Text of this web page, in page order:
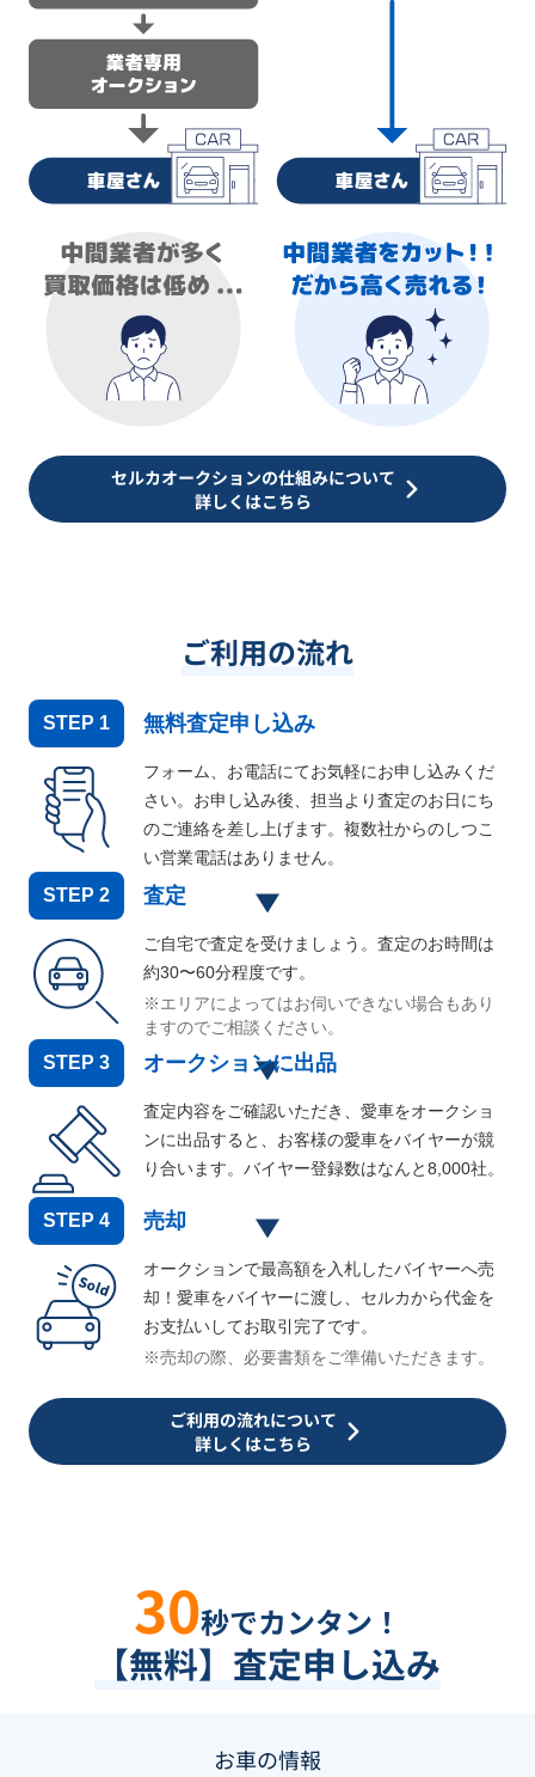
セルカオークションの仕組みについて
詳しくはこちら
ご利用の流れ
STEP 1 無料査定申し込み
フォーム、お電話にてお気軽にお申し込みくだ
さい。お申し込み後、担当より査定のお日にち
のご連絡を差し上げます。複数社からのしつこ
い営業電話はありません。
STEP 2 査定
ご自宅で査定を受けましょう。査定のお時間は
約30〜60分程度です。
※エリアによってはお伺いできない場合もあり
ますのでご相談ください。
STEP 3 オークションに出品
査定内容をご確認いただき、愛車をオークショ
ンに出品すると、お客様の愛車をバイヤーが競
り合います。バイヤー登録数はなんと8,000社。
STEP 4 売却
オークションで最高額を入札したバイヤーへ売
却！愛車をバイヤーに渡し、セルカから代金を
お支払いしてお取引完了です。
※売却の際、必要書類をご準備いただきます。
ご利用の流れについて
詳しくはこちら
30秒でカンタン！
【無料】査定申し込み
お車の情報